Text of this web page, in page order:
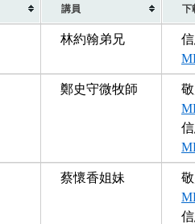
講員 下
林約翰弟兄
信
鄭史守微牧師
敬
信
蔡懷香姐妹
敬
信